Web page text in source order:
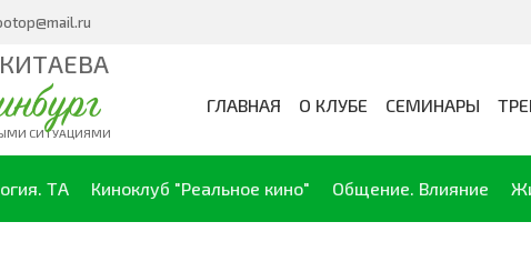
СИТУАЦИЯМИ
ГЛАВНАЯ О КЛУБЕ СЕМИНАРЫ
ТА Киноклуб "Реальное кино" Общение. Влияние